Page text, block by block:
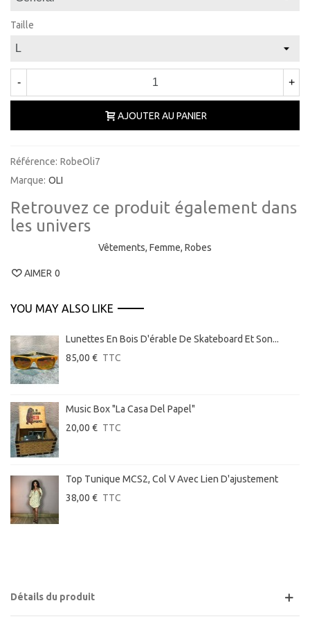
Taille
- +
AJOUTER AU PANIER
Référence: RobeOli7
Marque: OLI
Retrouvez ce produit également dans
les univers
Vêtements, Femme, Robes
AIMER 0
YOU MAY ALSO LIKE
Lunettes En Bois D'érable De Skateboard Et Son...
85,00 € TTC
Music Box "La Casa Del Papel"
20,00 € TTC
Top Tunique MCS2, Col V Avec Lien D'ajustement
38,00 € TTC
Détails du produit